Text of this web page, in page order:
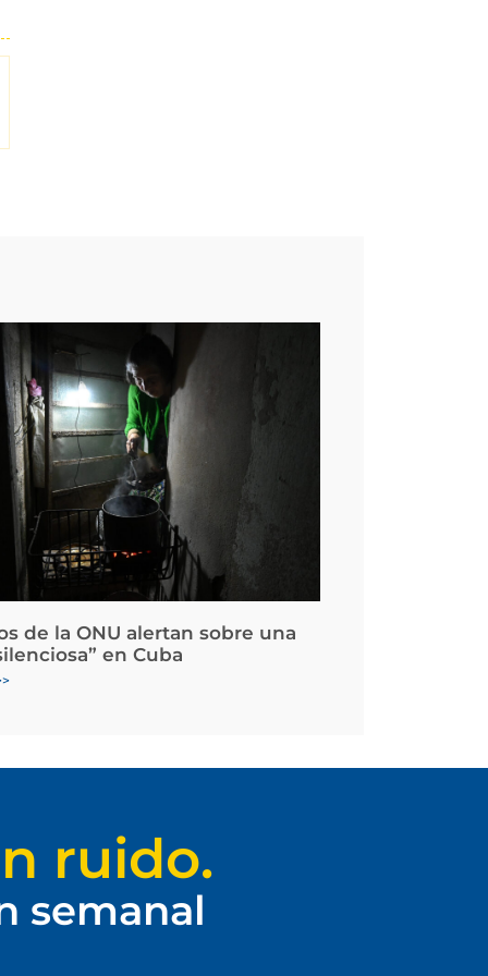
de la ONU alertan sobre una
en Cuba
ruido.
semanal